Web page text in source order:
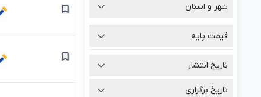
شهر و استان
قیمت پایه
تاریخ انتشار
تاریخ برگزاری